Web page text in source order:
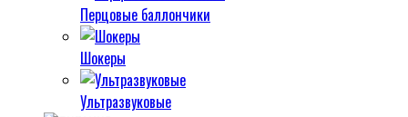
Перцовые баллончики
Шокеры
Ультразвуковые